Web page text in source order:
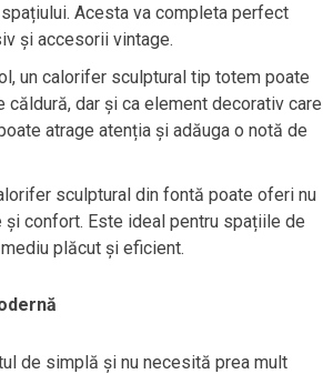
Acesta va completa perfect
și accesorii vintage.
un calorifer sculptural tip totem poate
dar și ca element decorativ care
atrage atenția și adăuga o notă de
sculptural din fontă poate oferi nu
confort. Este ideal pentru spațiile de
plăcut și eficient.
de simplă și nu necesită prea mult